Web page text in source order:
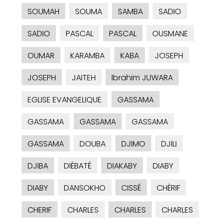
SOUMAH
SOUMA SAMBA
SADIO
SADIO
PASCAL PASCAL
OUSMANE
OUMAR
KARAMBA KABA
JOSEPH
JOSEPH
JAITEH
Ibrahim JUWARA
EGLISE EVANGELIQUE
GASSAMA
GASSAMA
GASSAMA
GASSAMA
GASSAMA
DOUBA DJIMO
DJILI
DJIBA
DIÉBATÉ DIAKABY
DIABY
DIABY
DANSOKHO CISSÉ
CHÈRIF
CHERIF
CHARLES CHARLES
CHARLES